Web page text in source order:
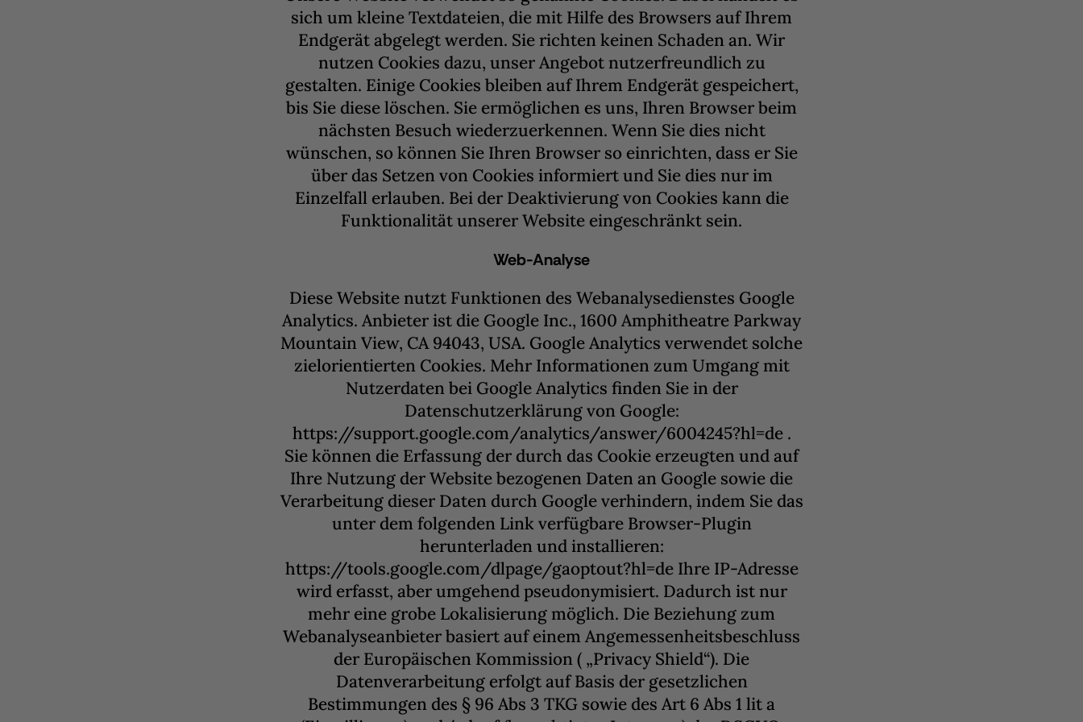
sich um kleine Textdateien, die mit Hilfe des Browsers auf Ihrem
Endgerät abgelegt werden. Sie richten keinen Schaden an. Wir
nutzen Cookies dazu, unser Angebot nutzerfreundlich zu
gestalten. Einige Cookies bleiben auf Ihrem Endgerät gespeichert,
bis Sie diese löschen. Sie ermöglichen es uns, Ihren Browser beim
nächsten Besuch wiederzuerkennen. Wenn Sie dies nicht
wünschen, so können Sie Ihren Browser so einrichten, dass er Sie
über das Setzen von Cookies informiert und Sie dies nur im
Einzelfall erlauben. Bei der Deaktivierung von Cookies kann die
Funktionalität unserer Website eingeschränkt sein.
Web-Analyse
Diese Website nutzt Funktionen des Webanalysedienstes Google
Analytics. Anbieter ist die Google Inc., 1600 Amphitheatre Parkway
Mountain View, CA 94043, USA. Google Analytics verwendet solche
zielorientierten Cookies. Mehr Informationen zum Umgang mit
Nutzerdaten bei Google Analytics finden Sie in der
Datenschutzerklärung von Google:
https://support.google.com/analytics/answer/6004245?hl=de .
Sie können die Erfassung der durch das Cookie erzeugten und auf
Ihre Nutzung der Website bezogenen Daten an Google sowie die
Verarbeitung dieser Daten durch Google verhindern, indem Sie das
unter dem folgenden Link verfügbare Browser-Plugin
herunterladen und installieren:
https://tools.google.com/dlpage/gaoptout?hl=de Ihre IP-Adresse
wird erfasst, aber umgehend pseudonymisiert. Dadurch ist nur
mehr eine grobe Lokalisierung möglich. Die Beziehung zum
Webanalyseanbieter basiert auf einem Angemessenheitsbeschluss
der Europäischen Kommission ( „Privacy Shield“). Die
Datenverarbeitung erfolgt auf Basis der gesetzlichen
Bestimmungen des § 96 Abs 3 TKG sowie des Art 6 Abs 1 lit a